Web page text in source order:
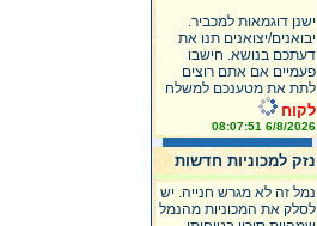
ישנן דוגמאות למכביר.
יבואנים/יצואנים תנו את
דעתכם בנושא. חישבו
פעמיים אם אתם רוצים
לתת את מטענכם למשלח
לקוח
6/8/2026 08:07:51
נזק למכוניות חדשות
נמל זה לא מגרש חנייה. יש
לסלק את המכוניות מהנמל